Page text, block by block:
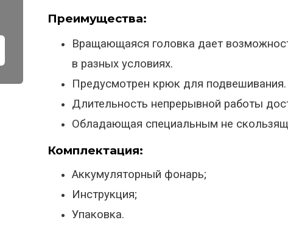
Преимущества:
Вращающаяся головка дает
в разных условиях.
Предусмотрен крюк для подвешивания.
Длительность непрерывной работы
Обладающая специальным не
Комплектация:
Аккумуляторный фонарь;
Инструкция;
Упаковка.